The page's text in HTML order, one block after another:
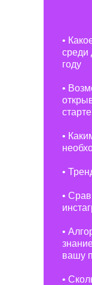
•
среди
году
•
•
•
•
•
вашу
•